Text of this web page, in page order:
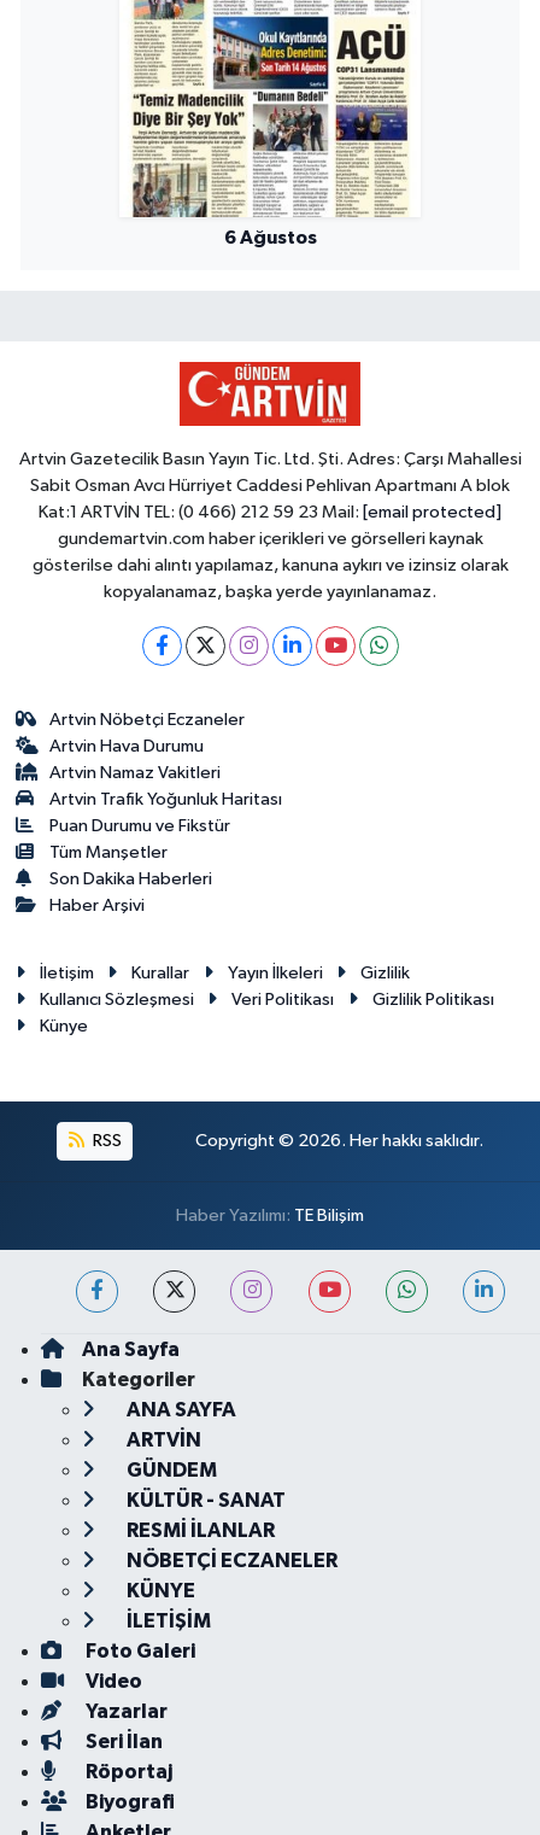
6 Ağustos
Artvin Gazetecilik Basın Yayın Tic. Ltd. Şti. Adres: Çarşı Mahallesi
Sabit Osman Avcı Hürriyet Caddesi Pehlivan Apartmanı A blok
Kat:1 ARTVİN TEL: (0 466) 212 59 23 Mail: [email protected]
gundemartvin.com haber içerikleri ve görselleri kaynak
gösterilse dahi alıntı yapılamaz, kanuna aykırı ve izinsiz olarak
kopyalanamaz, başka yerde yayınlanamaz.
Artvin Nöbetçi Eczaneler
Artvin Hava Durumu
Artvin Namaz Vakitleri
Artvin Trafik Yoğunluk Haritası
Puan Durumu ve Fikstür
Tüm Manşetler
Son Dakika Haberleri
Haber Arşivi
İletişim Kurallar Yayın İlkeleri
Gizlilik
Kullanıcı Sözleşmesi
Veri Politikası
Gizlilik Politikası
Künye
RSS Copyright © 2026. Her hakkı saklıdır.
Haber Yazılımı: TE Bilişim
Ana Sayfa
Kategoriler
ANA SAYFA
ARTVİN
GÜNDEM
KÜLTÜR - SANAT
RESMİ İLANLAR
NÖBETÇİ ECZANELER
KÜNYE
İLETİŞİM
Foto Galeri
Video
Yazarlar
Seri İlan
Röportaj
Biyografi